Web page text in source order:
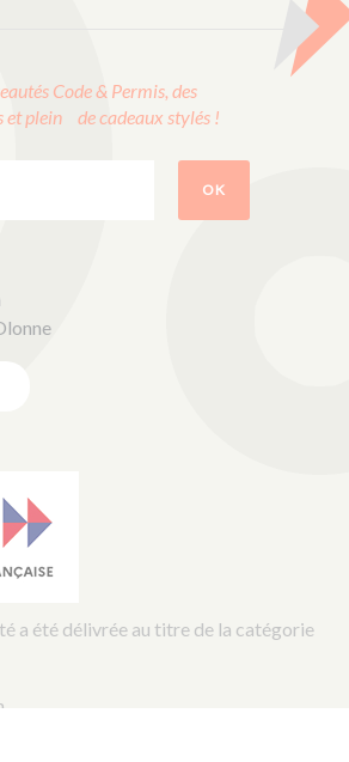
Code & Permis, des
et plein de cadeaux stylés !
OK
a été délivrée au titre de la catégorie